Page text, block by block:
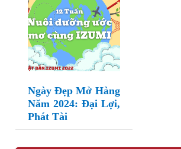
Ngày Đẹp Mở Hàng
Năm 2024: Đại Lợi,
Phát Tài